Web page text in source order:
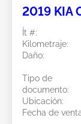
2019 KIA
Ít #:
Kilometraje:
Daño:
Tipo de
documento:
Ubicación:
Fecha de